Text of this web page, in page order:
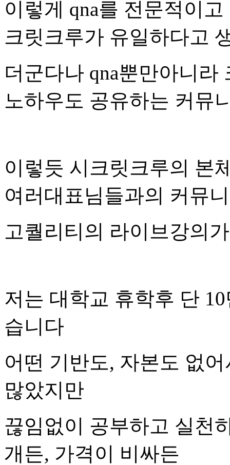
이렇게 qna를 전문적이
크릿크루가 유일하다고
더군다나 qna뿐만아니
노하우도 공유하는 커뮤
이렇듯 시크릿크루의 본
여러대표님들과의 커뮤
고퀄리티의 라이브강의
저는 대학교 휴학후 단
습니다
어떤 기반도, 자본도 없
많았지만
끊임없이 공부하고 실천
개든, 가격이 비싸든